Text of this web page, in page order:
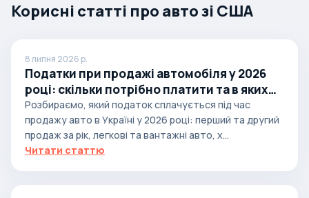
Корисні статті про авто зі США
8 липня 2026 р.
Податки при продажі автомобіля у 2026
році: скільки потрібно платити та в яких
випадках
Розбираємо, який податок сплачується під час
продажу авто в Україні у 2026 році: перший та другий
продаж за рік, легкові та вантажні авто, х...
Читати статтю